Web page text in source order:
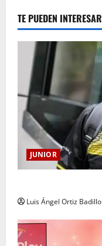
TE PUEDEN INTERESAR
JUNIOR
Luis Ángel Ortiz Badillo